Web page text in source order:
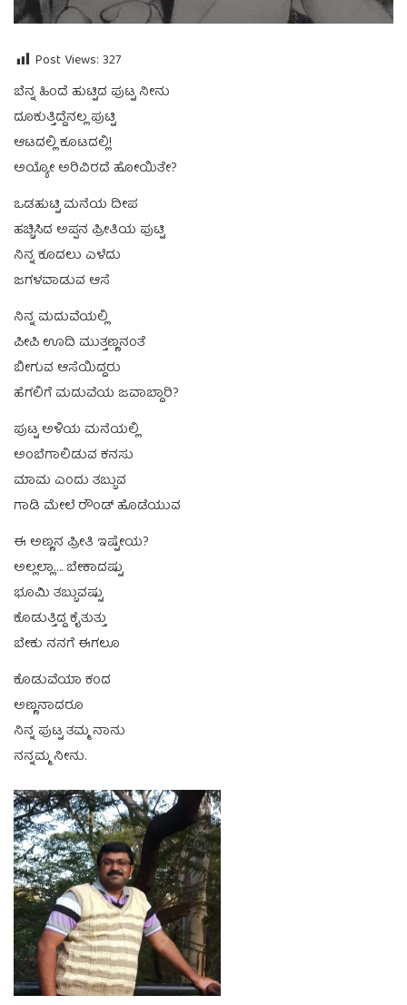
Post Views: 327
ಬೆನ್ನ ಹಿಂದೆ ಹುಟ್ಟಿದ ಪುಟ್ಟ ನೀನು
ದೂಕುತ್ತಿದ್ದೆನಲ್ಲ ಪುಟ್ಟಿ
ಆಟದಲ್ಲಿ ಕೂಟದಲ್ಲಿ!
ಅಯ್ಯೋ ಅರಿವಿರದೆ ಹೋಯಿತೇ?
ಒಡಹುಟ್ಟಿ ಮನೆಯ ದೀಪ
ಹಚ್ಚಿಸಿದ ಅಪ್ಪನ ಪ್ರೀತಿಯ ಪುಟ್ಟಿ
ನಿನ್ನ ಕೂದಲು ಎಳೆದು
ಜಗಳವಾಡುವ ಆಸೆ
ನಿನ್ನ ಮದುವೆಯಲ್ಲಿ
ಪೀಪಿ ಊದಿ ಮುತ್ತಣ್ಣನಂತೆ
ಬೀಗುವ ಆಸೆಯಿದ್ದರು
ಹೆಗಲಿಗೆ ಮದುವೆಯ ಜವಾಬ್ದಾರಿ?
ಪುಟ್ಟ ಅಳಿಯ ಮನೆಯಲ್ಲಿ
ಅಂಬೆಗಾಲಿಡುವ ಕನಸು
ಮಾಮ ಎಂದು ತಬ್ಬುವ
ಗಾಡಿ ಮೇಲೆ ರೌಂಡ್ ಹೊಡೆಯುವ
ಈ ಅಣ್ಣನ ಪ್ರೀತಿ ಇಷ್ಟೇಯ?
ಅಲ್ಲಲ್ಲಾ…. ಬೇಕಾದಷ್ಟು
ಭೂಮಿ ತಬ್ಬುವಷ್ಟು
ಕೊಡುತ್ತಿದ್ದ ಕೈತುತ್ತು
ಬೇಕು ನನಗೆ ಈಗಲೂ
ಕೊಡುವೆಯಾ ಕಂದ
ಅಣ್ಣನಾದರೂ
ನಿನ್ನ ಪುಟ್ಟ ತಮ್ಮ ನಾನು
ನನ್ನಮ್ಮ ನೀನು.